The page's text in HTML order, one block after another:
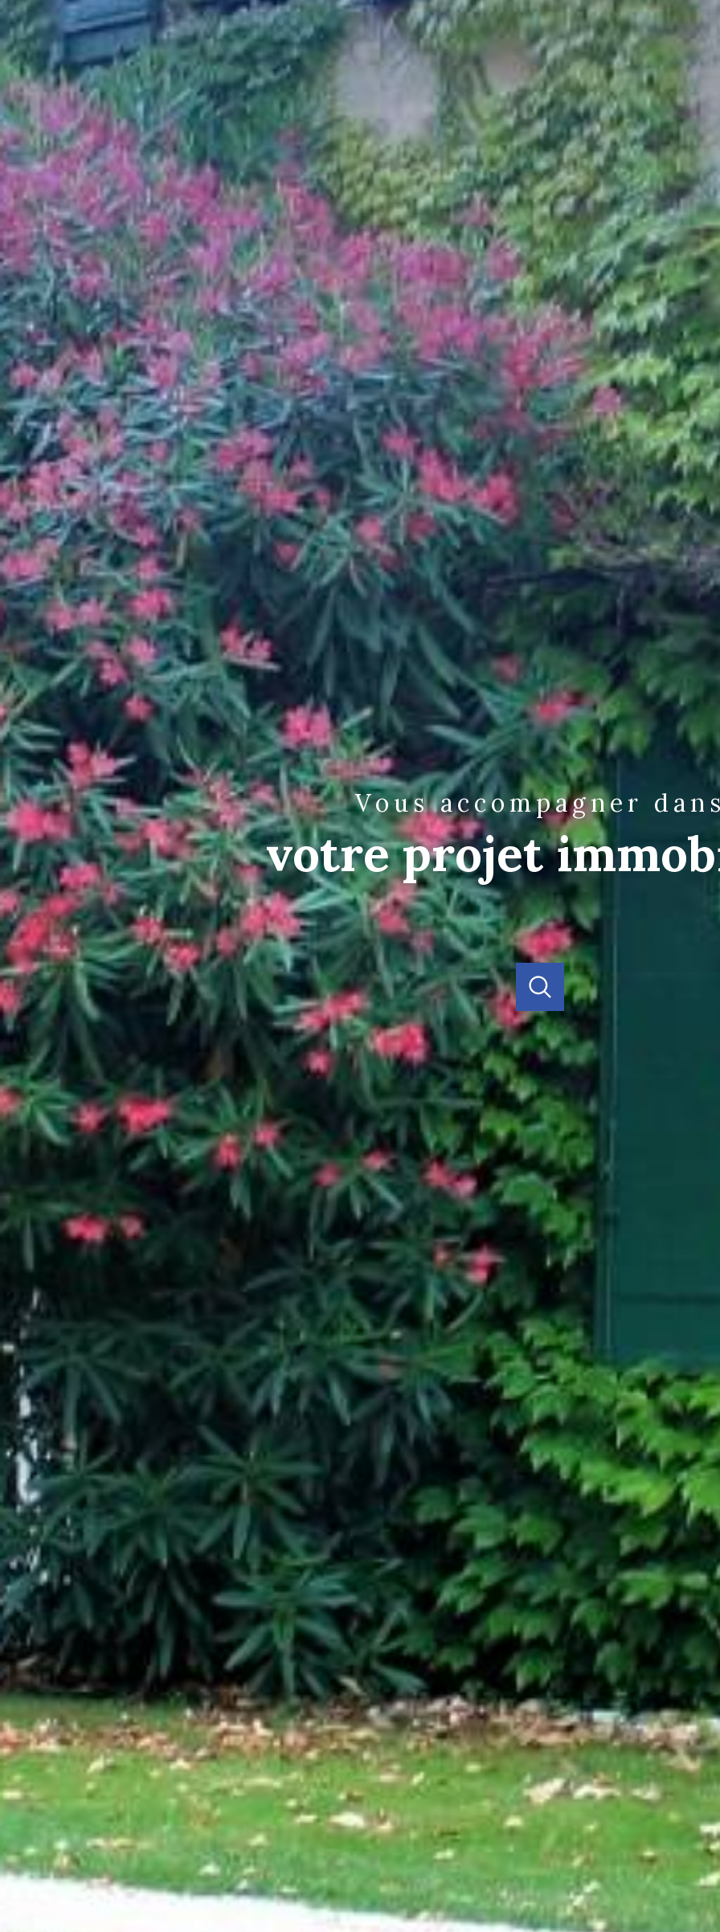
vous accompagner
votre projet
acheter
de l'ancien
de l'ancien
de l'immo pro
louer
à l'année
de l'immo pro
Type de bien
voir les168annonces